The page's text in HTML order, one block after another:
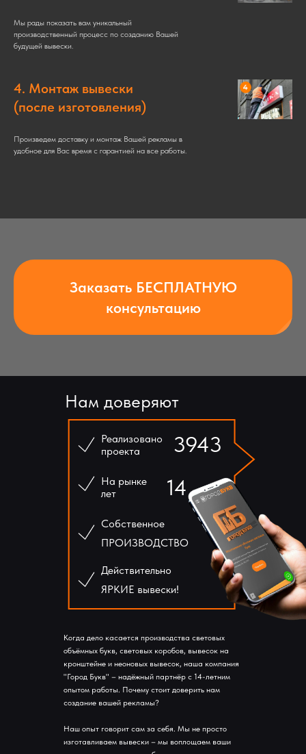
Мы рады показать вам уникальный
производственный процесс по созданию Вашей
будущей вывески.
4. Монтаж вывески
(после изготовления)
Произведем доставку и монтаж Вашей рекламы в
удобное для Вас время с гарантией на все работы.
Заказать БЕСПЛАТНУЮ
консультацию
Нам доверяют
Реализовано
проекта
3943
На рынке
лет
14
Собственное
ПРОИЗВОДСТВО
Действительно
ЯРКИЕ вывески!
Когда дело касается производства световых
объёмных букв, световых коробов, вывесок на
кронштейне и неоновых вывесок, наша компания
"Город Букв" – надёжный партнёр с 14-летним
опытом работы. Почему стоит доверить нам
создание вашей рекламы?
Наш опыт говорит сам за себя. Мы не просто
изготавливаем вывески – мы воплощаем ваши